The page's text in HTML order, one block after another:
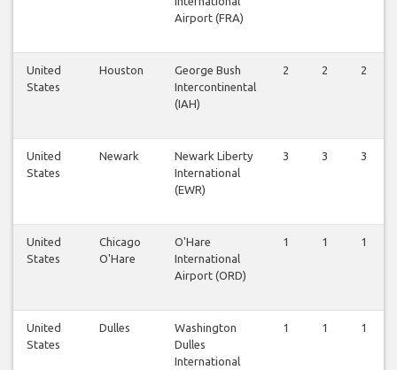
Airport (FRA)
United
States
Houston
George Bush
Intercontinental
(IAH)
2 2 2
United
States
Newark
Newark Liberty
International
(EWR)
3 3 3
United
States
Chicago
O'Hare
O'Hare
International
Airport (ORD)
1 1 1
United
States
Dulles
Washington
Dulles
International
1 1 1